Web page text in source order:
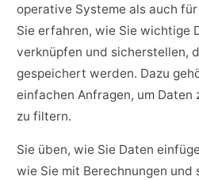
operative Systeme als auch
Sie erfahren, wie Sie wichtige
verknüpfen und sicherstellen,
gespeichert werden. Dazu
einfachen Anfragen, um
zu filtern.
Sie üben, wie Sie Daten
wie Sie mit Berechnungen und